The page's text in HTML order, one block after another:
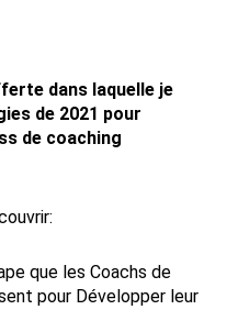
dans laquelle je
de 2021 pour
de coaching
que les Coachs de
pour Développer leur